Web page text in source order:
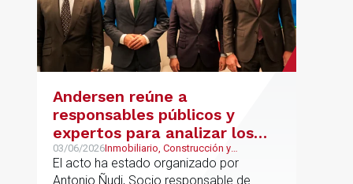
Andersen reúne a
responsables públicos y
expertos para analizar los
retos del urbanismo en
España
03/06/2026Inmobiliario, Construcción y
Urbanismo, Urbanismo
El acto ha estado organizado por
Antonio Ñudi, Socio responsable de